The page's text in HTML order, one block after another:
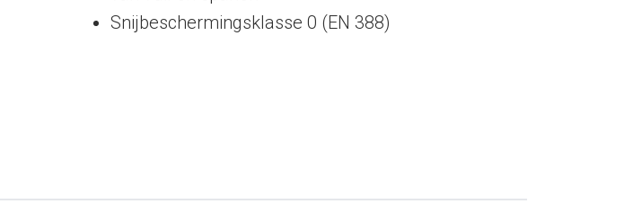
Snijbeschermingsklasse 0 (EN 388)